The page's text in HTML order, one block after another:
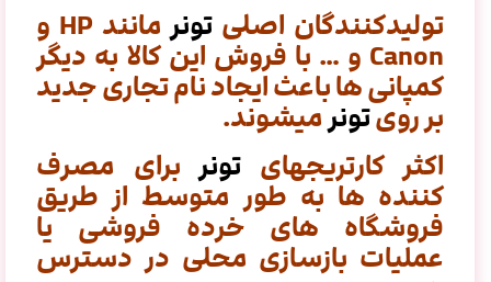
تولیدکنندگان اصلی تونر مانند HP و
Canon و … با فروش این کالا به دیگر
کمپانی ها باعث ایجاد نام تجاری جدید
بر رویتونرمیشوند.
اکثر کارتریجهای تونربرای مصرف
کننده ها به طور متوسط ​​از طریق
فروشگاه های خرده فروشی یا
عملیات بازسازی محلی در دسترس